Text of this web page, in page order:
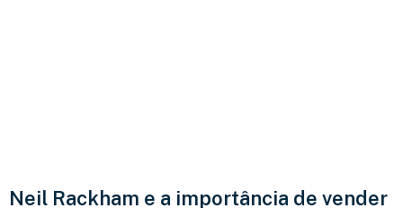
Neil Rackham e a importância de vender